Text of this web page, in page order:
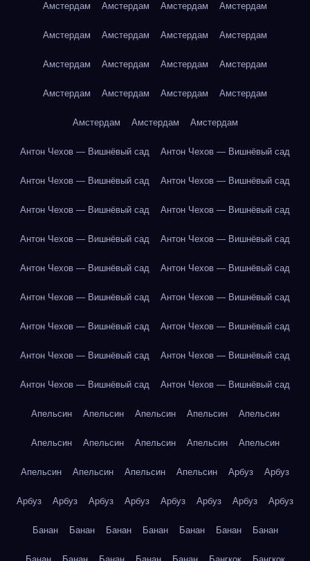
Амстердам Амстердам Амстердам Амстердам
Амстердам Амстердам Амстердам Амстердам
Амстердам Амстердам Амстердам Амстердам
Амстердам Амстердам Амстердам Амстердам
Амстердам Амстердам Амстердам
Антон Чехов — Вишнёвый сад Антон Чехов — Вишнёвый сад
Антон Чехов — Вишнёвый сад Антон Чехов — Вишнёвый сад
Антон Чехов — Вишнёвый сад Антон Чехов — Вишнёвый сад
Антон Чехов — Вишнёвый сад Антон Чехов — Вишнёвый сад
Антон Чехов — Вишнёвый сад Антон Чехов — Вишнёвый сад
Антон Чехов — Вишнёвый сад Антон Чехов — Вишнёвый сад
Антон Чехов — Вишнёвый сад Антон Чехов — Вишнёвый сад
Антон Чехов — Вишнёвый сад Антон Чехов — Вишнёвый сад
Антон Чехов — Вишнёвый сад Антон Чехов — Вишнёвый сад
Апельсин Апельсин Апельсин Апельсин Апельсин
Апельсин Апельсин Апельсин Апельсин Апельсин
Апельсин Апельсин Апельсин Апельсин Арбуз Арбуз
Арбуз Арбуз Арбуз Арбуз Арбуз Арбуз Арбуз Арбуз
Банан Банан Банан Банан Банан Банан Банан